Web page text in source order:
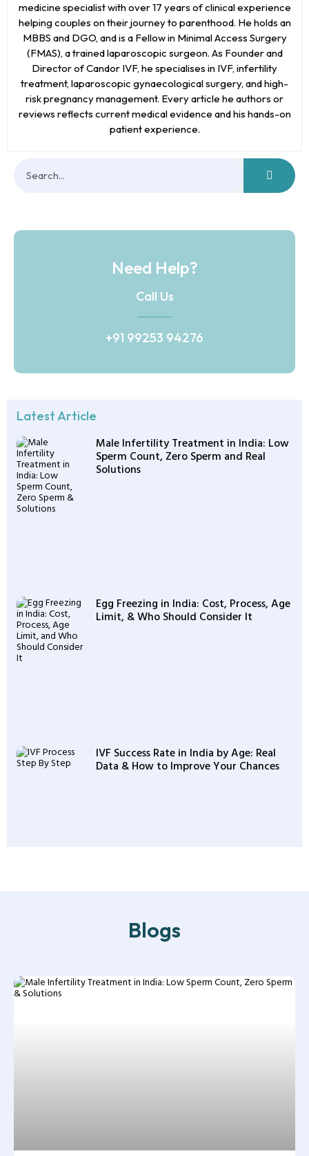
medicine specialist with over 17 years of clinical experience
helping couples on their journey to parenthood. He holds an
MBBS and DGO, and is a Fellow in Minimal Access Surgery
(FMAS), a trained laparoscopic surgeon. As Founder and
Director of Candor IVF, he specialises in IVF, infertility
treatment, laparoscopic gynaecological surgery, and high-
risk pregnancy management. Every article he authors or
reviews reflects current medical evidence and his hands-on
patient experience.
Need Help?
Call Us
+91 99253 94276
Latest Article
Male Infertility Treatment in India: Low
Sperm Count, Zero Sperm and Real
Solutions
Egg Freezing in India: Cost, Process, Age
Limit, & Who Should Consider It
IVF Success Rate in India by Age: Real
Data & How to Improve Your Chances
Blogs